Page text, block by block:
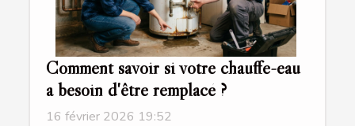
Comment savoir si votre chauffe-eau
a besoin d'être remplacé ?
16 février 2026 19:52